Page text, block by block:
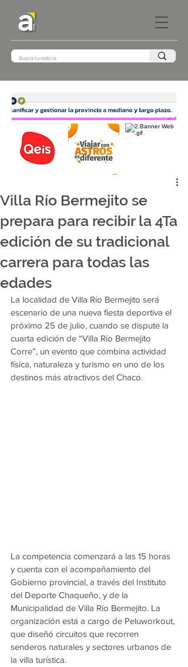
Villa Río Bermejito se
prepara para recibir la 4Ta
edición de su tradicional
carrera para todas las
edades
La localidad de Villa Río Bermejito será
escenario de una nueva fiesta deportiva el
próximo 25 de julio, cuando se dispute la
cuarta edición de “Villa Río Bermejito
Corre”, un evento que combina actividad
física, naturaleza y turismo en uno de los
destinos más atractivos del Chaco.
La competencia comenzará a las 15 horas
y cuenta con el acompañamiento del
Gobierno provincial, a través del Instituto
del Deporte Chaqueño, y de la
Municipalidad de Villa Río Bermejito. La
organización está a cargo de Peluworkout,
que diseñó circuitos que recorren
senderos naturales y sectores urbanos de
la villa turística.